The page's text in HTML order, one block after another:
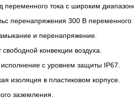
переменного тока с широким
перенапряжения 300 В переменного
и перенапряжение.
конвекции воздуха.
с уровнем защиты IP67.
изоляция в пластиковом корпусе.
заземления.